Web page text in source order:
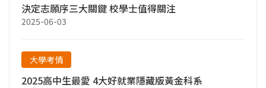
決定志願序三大關鍵 校學士值得關注
2025-06-03
大學考情
2025高中生最愛 4大好就業隱藏版黃金科系